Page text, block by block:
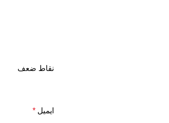
نقاط ضعف
ایمیل *